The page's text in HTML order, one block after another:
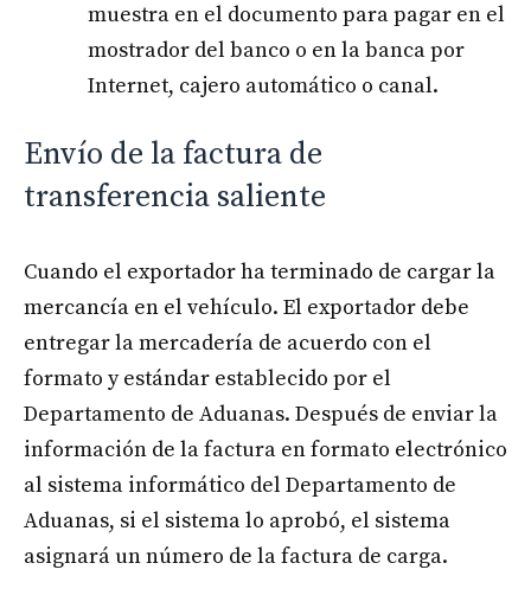
muestra en el documento para pagar en el
mostrador del banco o en la banca por
Internet, cajero automático o canal.
Envío de la factura de
transferencia saliente
Cuando el exportador ha terminado de cargar la
mercancía en el vehículo. El exportador debe
entregar la mercadería de acuerdo con el
formato y estándar establecido por el
Departamento de Aduanas. Después de enviar la
información de la factura en formato electrónico
al sistema informático del Departamento de
Aduanas, si el sistema lo aprobó, el sistema
asignará un número de la factura de carga.